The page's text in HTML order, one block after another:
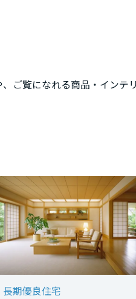
ご覧になれる商品・インテ
長期優良住宅